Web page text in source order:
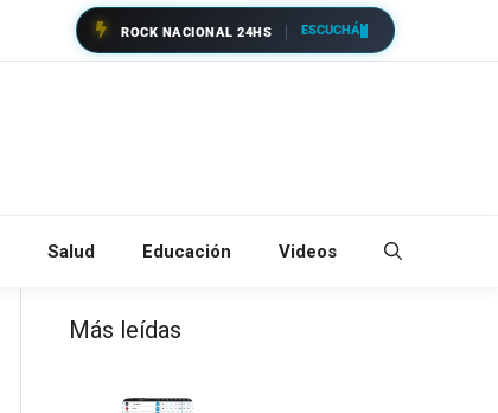
ROCK NACIONAL 24HS ESCUCHÁ
Salud Educación Videos
Más leídas